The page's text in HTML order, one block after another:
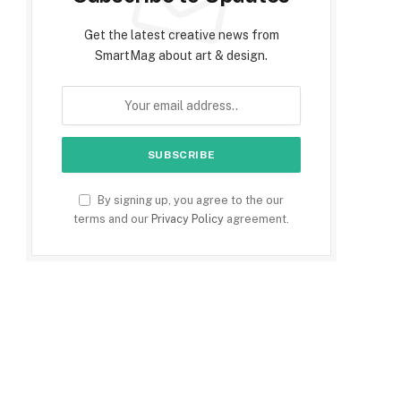
Get the latest creative news from
SmartMag about art & design.
By signing up, you agree to the our
terms and our Privacy Policy agreement.